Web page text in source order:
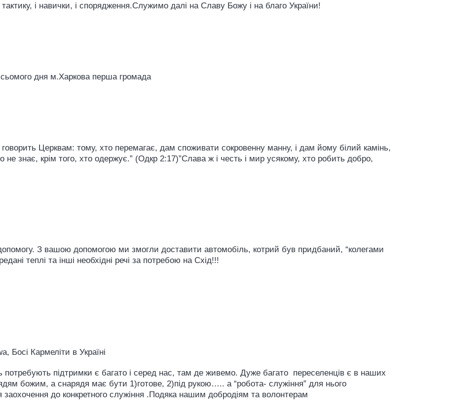
і навички, і спорядження.Служимо далі на Славу Божу і на благо України!
дня м.Харкова перша громада
Церквам: тому, хто перемагає, дам споживати сокровенну манну, і дам йому білий камінь,
не знає, крім того, хто одержує.” (Одкр 2:17)”Слава ж і честь і мир усякому, хто робить добро,
З вашою допомогою ми змогли доставити автомобіль, котрий був придбаний, “колегами
теплі та інші необхідні речі за потребою на Схід!!!
Кармеліти в Україні
потребують підтримки є багато і серед нас, там де живемо. Дуже багато переселенців є в наших
божим, а снарядя має бути 1)готове, 2)під рукою….. а “робота- служіння” для нього
до конкретного служіння .Подяка нашим добродіям та волонтерам